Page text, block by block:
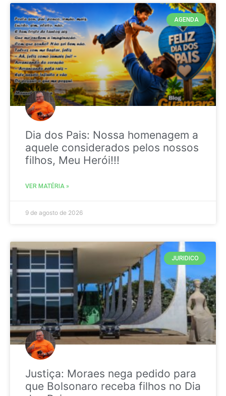
AGENDA
Dia dos Pais: Nossa homenagem a
aquele considerados pelos nossos
filhos, Meu Herói!!!
VER MATÉRIA »
9 de agosto de 2026
JURIDICO
Justiça: Moraes nega pedido para
que Bolsonaro receba filhos no Dia